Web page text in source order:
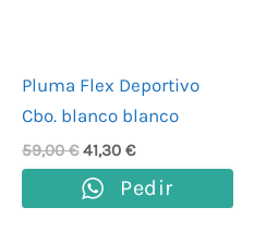
Pluma Flex Deportivo
Cbo. blanco blanco
59,00€ 41,30 €
Pedir